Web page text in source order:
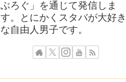
ぶろぐ」を通じて発信しま
す。とにかくスタバが大好き
な自由人男子です。